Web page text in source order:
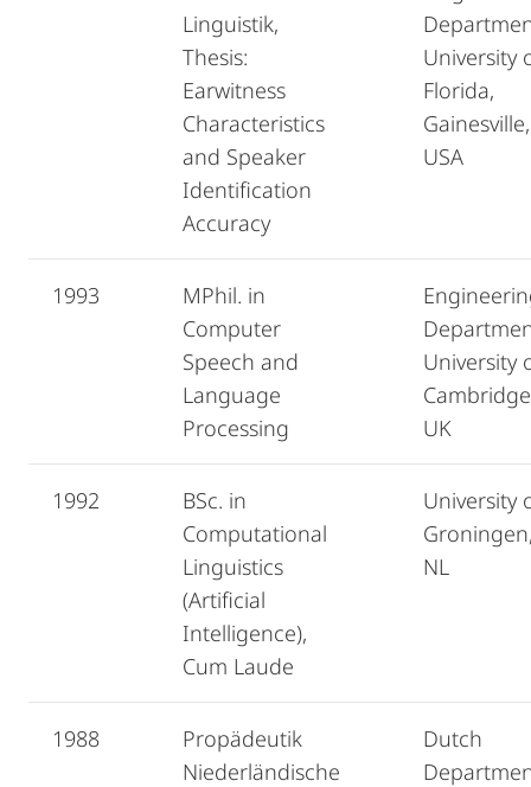
Linguistik,
Thesis:
Earwitness
Characteristics
and Speaker
Identification
Accuracy
University
Florida,
Gainesville,
USA
1993
MPhil. in
Computer
Speech and
Language
Processing
University
UK
1992
BSc. in
Computational
Linguistics
(Artificial
Intelligence),
Cum Laude
University
NL
1988
Propädeutik
Niederländische
Dutch